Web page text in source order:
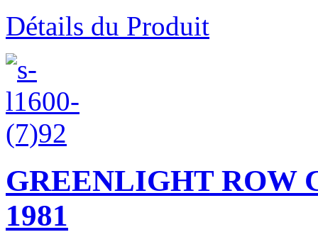
Détails du Produit
GREENLIGHT ROW
1981